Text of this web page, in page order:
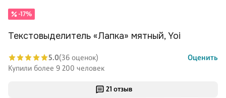
21 отзыв
-17%
Текстовыделитель «Лапка» мятный, Yoi
5.0(36 оценок)
Оценить
Купили более 9 200 человек